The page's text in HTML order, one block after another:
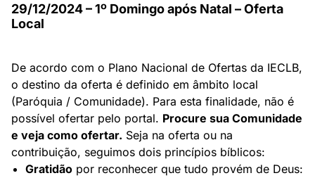
29/12/2024 – 1º Domingo após Natal – Oferta
Local
De acordo com o Plano Nacional de Ofertas da IECLB,
o destino da oferta é definido em âmbito local
(Paróquia / Comunidade). Para esta finalidade, não é
possível ofertar pelo portal. Procure sua Comunidade
e veja como ofertar. Seja na oferta ou na
contribuição, seguimos dois princípios bíblicos:
Gratidão por reconhecer que tudo provém de Deus: